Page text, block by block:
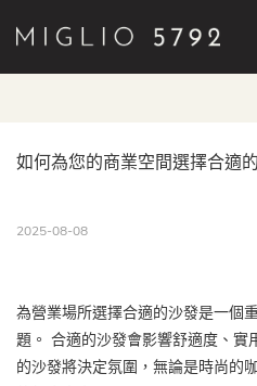
如何為您的商業空間選擇合適
2025-08-08
為營業場所選擇合適的沙發是一個
題。 合適的沙發會影響舒適度、實
的沙發將決定氛圍，無論是時尚的